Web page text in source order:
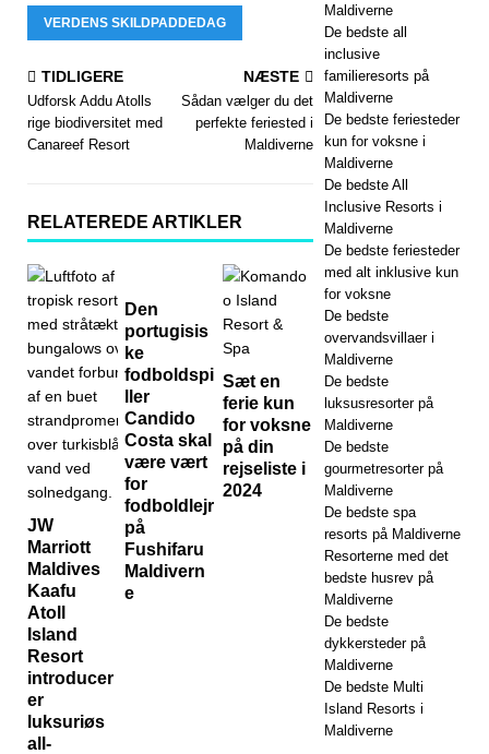
VERDENS SKILDPADDEDAG
TIDLIGERE
Udforsk Addu Atolls
rige biodiversitet med
Canareef Resort
NÆSTE
Sådan vælger du det
perfekte feriested i
Maldiverne
RELATEREDE ARTIKLER
JW
Marriott
Maldives
Kaafu
Atoll
Island
Resort
introducer
er
luksuriøs
all-
Den
portugisis
ke
fodboldspi
ller
Candido
Costa skal
være vært
for
fodboldlejr
på
Fushifaru
Maldivern
e
Sæt en
ferie kun
for voksne
på din
rejseliste i
2024
Maldiverne
De bedste all
inclusive
familieresorts på
Maldiverne
De bedste feriesteder
kun for voksne i
Maldiverne
De bedste All
Inclusive Resorts i
Maldiverne
De bedste feriesteder
med alt inklusive kun
for voksne
De bedste
overvandsvillaer i
Maldiverne
De bedste
luksusresorter på
Maldiverne
De bedste
gourmetresorter på
Maldiverne
De bedste spa
resorts på Maldiverne
Resorterne med det
bedste husrev på
Maldiverne
De bedste
dykkersteder på
Maldiverne
De bedste Multi
Island Resorts i
Maldiverne